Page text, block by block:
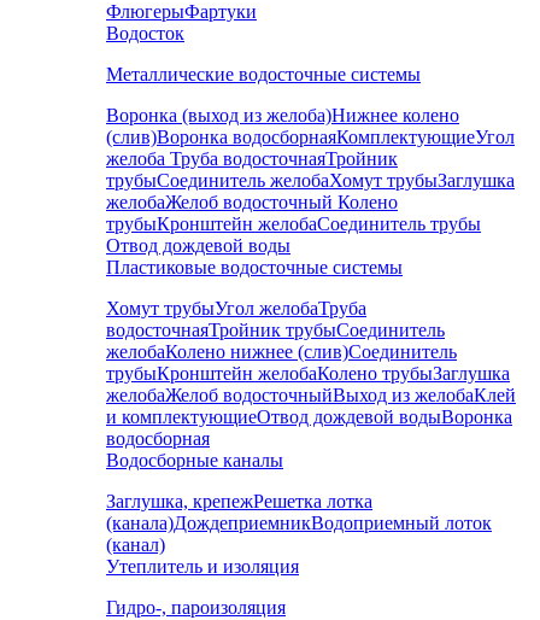
ФлюгерыФартуки
Водосток
Металлические водосточные системы
Воронка (выход из желоба)Нижнее колено
(слив)Воронка водосборнаяКомплектующиеУгол
желоба Труба водосточнаяТройник
трубыСоединитель желобаХомут трубыЗаглушка
желобаЖелоб водосточный Колено
трубыКронштейн желобаСоединитель трубы
Отвод дождевой воды
Пластиковые водосточные системы
Хомут трубыУгол желобаТруба
водосточнаяТройник трубыСоединитель
желобаКолено нижнее (слив)Соединитель
трубыКронштейн желобаКолено трубыЗаглушка
желобаЖелоб водосточныйВыход из желобаКлей
и комплектующиеОтвод дождевой водыВоронка
водосборная
Водосборные каналы
Заглушка, крепежРешетка лотка
(канала)ДождеприемникВодоприемный лоток
(канал)
Утеплитель и изоляция
Гидро-, пароизоляция